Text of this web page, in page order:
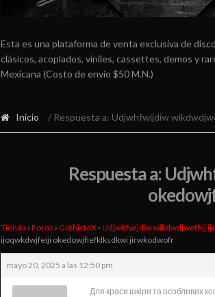
Esta es una plataforma de venta exclusiva de
clásicos, acoplados, viniles, cassettes, demos y
Mexicana (Costo de envío $50 M.N.)
Inicio / Respuesta a: Udjwhfwijdiw
Respuesta a:
Tienda › Foros › GothicMX › Udjwhfwijdiw wikdwdjwefhij
ijoqwkdwjfeiji okedowjfiefklksdkwi jirwkodwofr
mayo 20, 2025 a las 12:50 pm
Для краси шкіри та особливих